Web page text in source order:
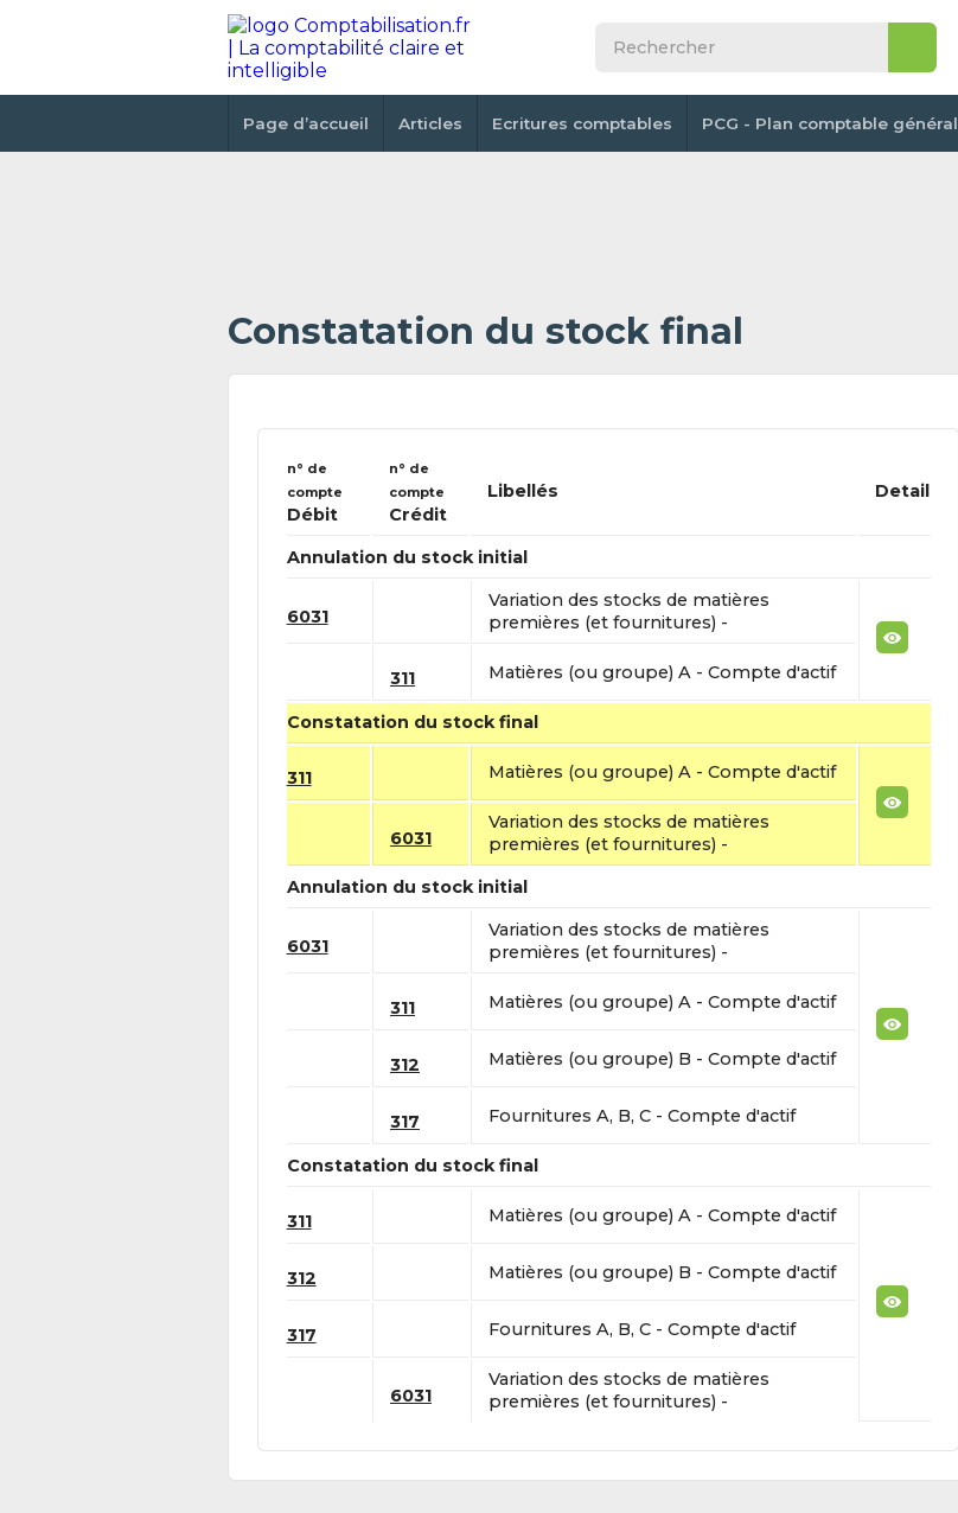
Page d’accueil Articles Ecritures comptables PCG - Plan comptable général
Constatation du stock final
n° de
compte
Débit
n° de
compte
Crédit
Libellés Detail
Annulation du stock initial
6031
Variation des stocks de matières
premières (et fournitures) -
311 Matières (ou groupe) A - Compte d'actif
Constatation du stock final
311 Matières (ou groupe) A - Compte d'actif
6031
Variation des stocks de matières
premières (et fournitures) -
Annulation du stock initial
6031
Variation des stocks de matières
premières (et fournitures) -
311 Matières (ou groupe) A - Compte d'actif
312 Matières (ou groupe) B - Compte d'actif
317 Fournitures A, B, C - Compte d'actif
Constatation du stock final
311 Matières (ou groupe) A - Compte d'actif
312 Matières (ou groupe) B - Compte d'actif
317 Fournitures A, B, C - Compte d'actif
6031
Variation des stocks de matières
premières (et fournitures) -